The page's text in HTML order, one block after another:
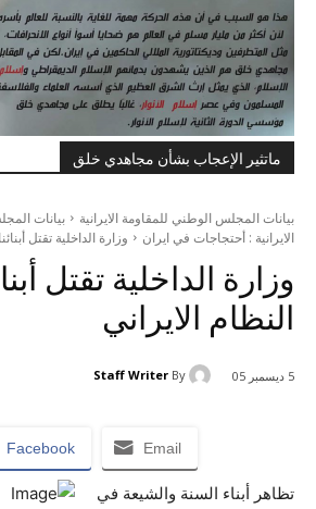
ماتثير الإعجاب بشأن مجاهدي خلق
بيانات المجلس الوطني للمقاومة الايرانية
بيانات
الايرانية : أحتجاجات في ايران
وزارة الداخلية تقتل
وزارة الداخلية تقتل
النظام الايراني
5 ديسمبر 05 By
Staff Writer
Facebook Email
تظاهر أبناء السنة والشيعة في